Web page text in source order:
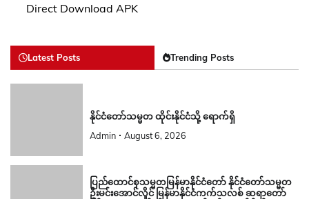
Direct Download APK
Latest Posts Trending Posts
နိုင်ငံတော်သမ္မတ ထိုင်းနိုင်ငံသို့ ရောက်ရှိ
Admin August 6, 2026
ပြည်ထောင်စုသမ္မတမြန်မာနိုင်ငံတော် နိုင်ငံတော်သမ္မတ
ဦးမင်းအောင်လှိုင် မြန်မာနိုင်ငံကက်သလစ် ဆရာတော်